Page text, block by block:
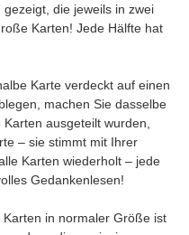
die jeweils in zwei
Karten! Jede Hälfte hat
Karte verdeckt auf einen
machen Sie dasselbe
ausgeteilt wurden,
– sie stimmt mit Ihrer
Karten wiederholt – jede
Gedankenlesen!
in normaler Größe ist